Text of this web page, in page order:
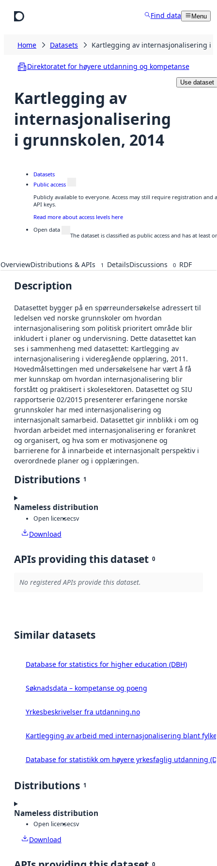
Find data Menu
Home Datasets Kartlegging av internasjonalisering i
Direktoratet for høyere utdanning og kompetanse
Kartlegging av
internasjonalisering
i grunnskolen, 2014
Use dataset
Datasets
Public access
Publicly available to everyone. Access may still require registration
API keys.
Read more about access levels here
Open data
The dataset is classified as public access and has at
OverviewDistributions & APIs 1 DetailsDiscussions 0 RDF
Description
Datasettet bygger på en spørreundersøkelse adressert til
ledelsen ved norske grunnskoler om hvordan
internasjonalisering som politisk prioritert område blir
inkludert i planer og undervisning. Dette datasettet kan
ses i sammenheng med datasettet: Kartlegging av
internasjonalisering i videregående opplæring, 2011.
Hovedmålsettingen med undersøkelsene har vært å få
mer kunnskap om hvordan internasjonalisering blir
forstått og praktisert i skolesektoren. Datasettet og SIU
rapportserie 02/2015 presenterer erfaringene norske
grunnskoler har med internasjonalisering og
internasjonalt samarbeid. Datasettet gir innblikk i om og
hvordan arbeidet med internasjonalisering er forankret
og organisert, og hva som er motivasjonene og
barrierene for å innarbeide et internasjonalt perspektiv i
overordnede planer og i opplæringen.
Distributions 1
Nameless distribution
Open licensecsv
Download
APIs providing this dataset 0
No registered APIs provide this dataset.
Similar datasets
Database for statistics for higher education (DBH)
Søknadsdata – kompetanse og poeng
Yrkesbeskrivelser fra utdanning.no
Kartlegging av arbeid med internasjonalisering blant
Database for statistikk om høyere yrkesfaglig utdanning
Distributions 1
Nameless distribution
Open licensecsv
Download
0